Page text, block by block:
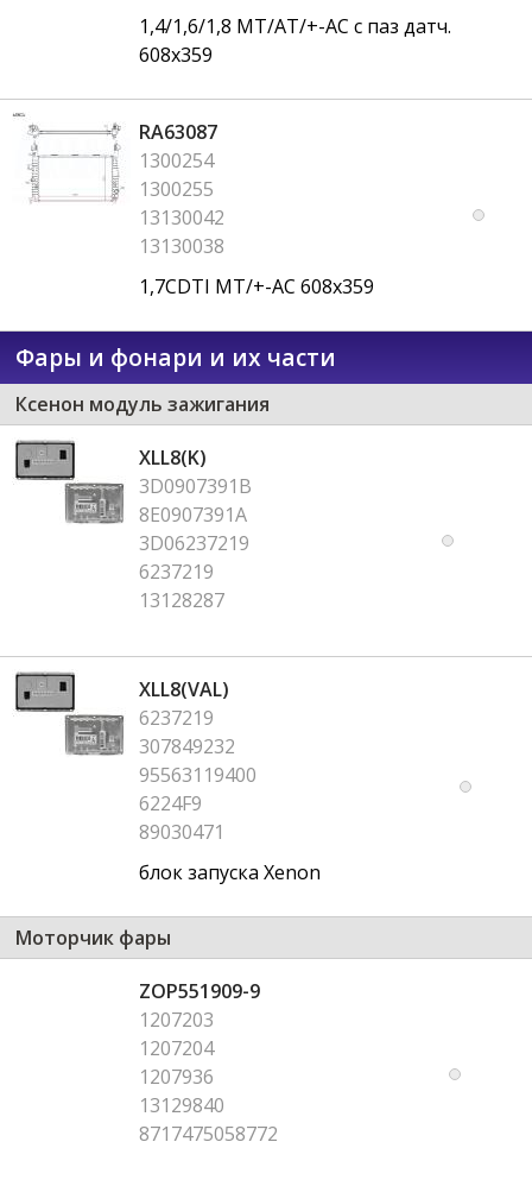
1,4/1,6/1,8 MT/AT/+-AC с паз датч.
608x359
RA63087
1300254
1300255
13130042
13130038
1,7CDTI MT/+-AC 608x359
Фары и фонари и их части
Ксенон модуль зажигания
XLL8(K)
3D0907391B
8E0907391A
3D06237219
6237219
13128287
XLL8(VAL)
6237219
307849232
95563119400
6224F9
89030471
блок запуска Xenon
Моторчик фары
ZOP551909-9
1207203
1207204
1207936
13129840
8717475058772